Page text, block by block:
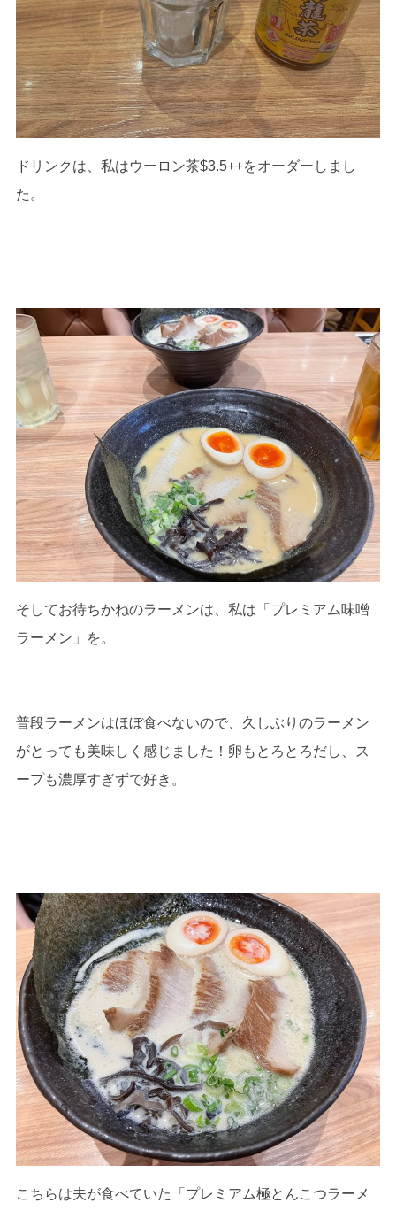
ドリンクは、私はウーロン茶$3.5++をオーダーしまし
た。
そしてお待ちかねのラーメンは、私は「プレミアム味噌
ラーメン」を。
普段ラーメンはほぼ食べないので、久しぶりのラーメン
がとっても美味しく感じました！卵もとろとろだし、ス
ープも濃厚すぎずで好き。
こちらは夫が食べていた「プレミアム極とんこつラーメ